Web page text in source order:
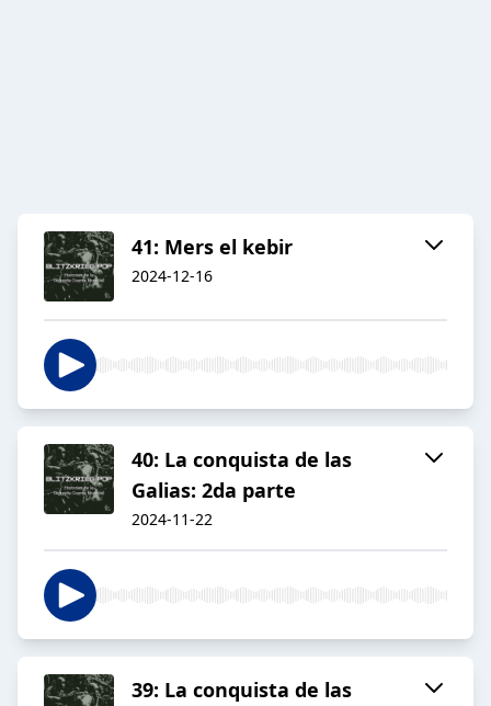
41: Mers el kebir
2024-12-16
40: La conquista de las
Galias: 2da parte
2024-11-22
39: La conquista de las